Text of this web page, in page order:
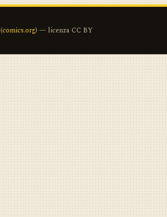
(comics.org) — licenza CC BY